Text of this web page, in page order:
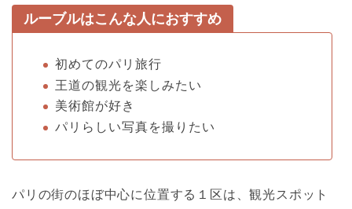
ルーブルはこんな人におすすめ
初めてのパリ旅行
王道の観光を楽しみたい
美術館が好き
パリらしい写真を撮りたい
パリの街のほぼ中心に位置する１区は、観光スポット